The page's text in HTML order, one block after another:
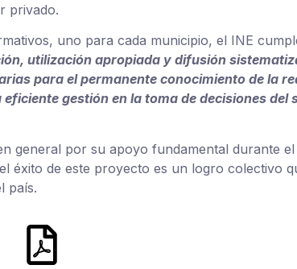
privado.
uno para cada municipio, el INE
utilización apropiada y difusión
para el permanente conocimiento de la
gestión en la toma de decisiones del
general por su apoyo fundamental durante el
éxito de este proyecto es un logro colectivo
país.